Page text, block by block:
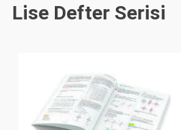
Lise Defter Serisi